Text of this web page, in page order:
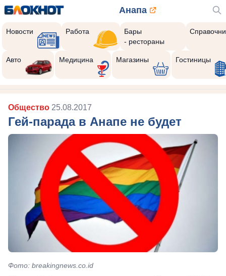
Анапа
Новости Работа
Бары
- рестораны
Авто Медицина Магазины Гостиницы
Общество 25.08.2017
Гей-парада в Анапе не будет
Фото: breakingnews.co.id